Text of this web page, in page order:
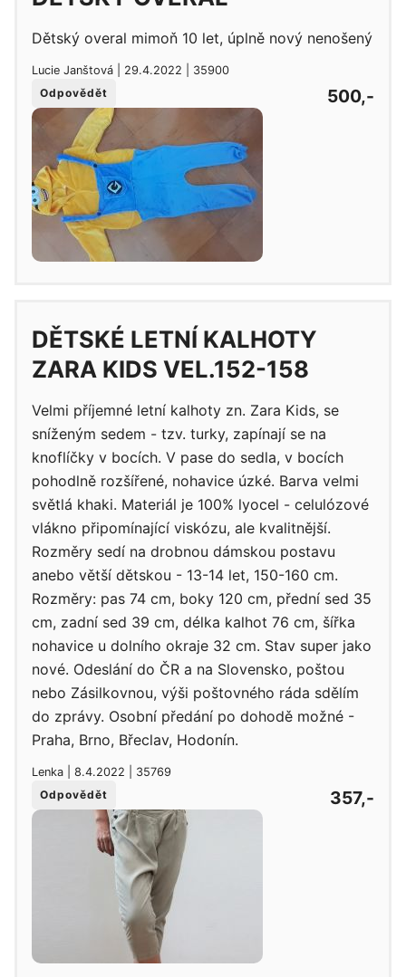
Dětský overal mimoň 10 let, úplně nový nenošený
Lucie Janštová | 29.4.2022 | 35900
Odpovědět
500,-
DĚTSKÉ LETNÍ KALHOTY
ZARA KIDS VEL.152-158
Velmi příjemné letní kalhoty zn. Zara Kids, se
sníženým sedem - tzv. turky, zapínají se na
knoflíčky v bocích. V pase do sedla, v bocích
pohodlně rozšířené, nohavice úzké. Barva velmi
světlá khaki. Materiál je 100% lyocel - celulózové
vlákno připomínající viskózu, ale kvalitnější.
Rozměry sedí na drobnou dámskou postavu
anebo větší dětskou - 13-14 let, 150-160 cm.
Rozměry: pas 74 cm, boky 120 cm, přední sed 35
cm, zadní sed 39 cm, délka kalhot 76 cm, šířka
nohavice u dolního okraje 32 cm. Stav super jako
nové. Odeslání do ČR a na Slovensko, poštou
nebo Zásilkovnou, výši poštovného ráda sdělím
do zprávy. Osobní předání po dohodě možné -
Praha, Brno, Břeclav, Hodonín.
Lenka | 8.4.2022 | 35769
Odpovědět
357,-